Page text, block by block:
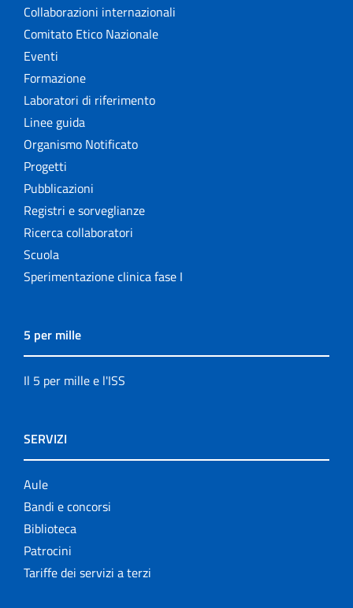
Collaborazioni internazionali
Comitato Etico Nazionale
Eventi
Formazione
Laboratori di riferimento
Linee guida
Organismo Notificato
Progetti
Pubblicazioni
Registri e sorveglianze
Ricerca collaboratori
Scuola
Sperimentazione clinica fase I
5 per mille
Il 5 per mille e l'ISS
SERVIZI
Aule
Bandi e concorsi
Biblioteca
Patrocini
Tariffe dei servizi a terzi